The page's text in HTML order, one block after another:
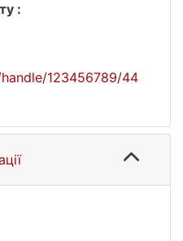
:
123456789/44